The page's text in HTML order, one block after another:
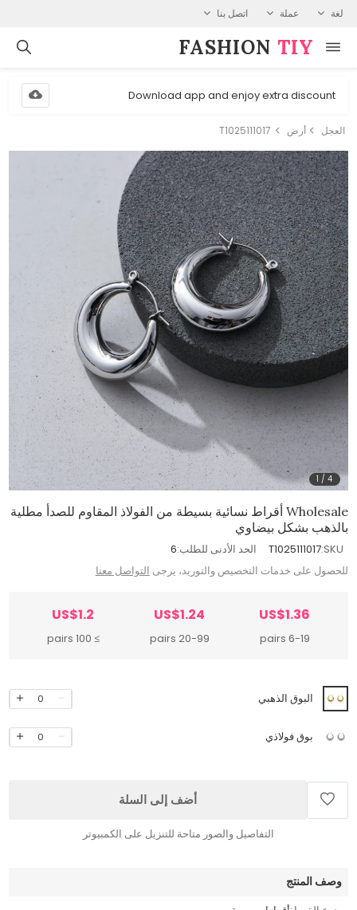
لغة عملة اتصل بنا
FASHION⁠ TIY
Download app and enjoy extra discount
العجل أرض T1025111017
1 /4
Wholesale أقراط نسائية بسيطة من الفولاذ المقاوم للصدأ مطلية
بالذهب بشكل بيضاوي
SKU:
T1025111017 الحد الأدنى للطلب:6
للحصول على خدمات التخصيص والتوريد، يرجى التواصل معنا
US$1.36
6-19 pairs
US$1.24
20-99 pairs
US$1.2
≥ 100 pairs
البوق الذهبي 0
بوق فولاذي 0
أضف إلى السلة
التفاصيل والصور متاحة للتنزيل على الكمبيوتر
وصف المنتج